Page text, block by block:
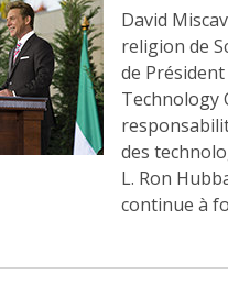
David
religion de
de
Technology
des
L. Ron
continue à